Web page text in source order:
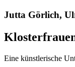
Jutta Görlich,
Eine künstlerische